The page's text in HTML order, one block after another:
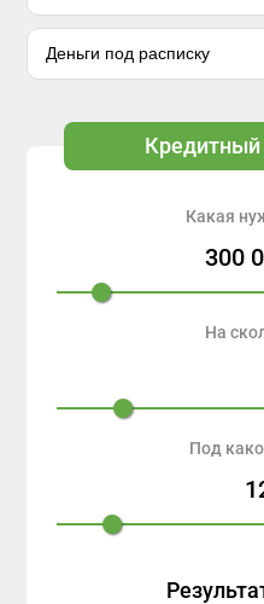
Деньги под расписку
Кредитный
Какая
300
На
Под